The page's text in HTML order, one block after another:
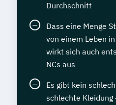
Durchschnitt
Dass eine Menge
von einem Leben
wirkt sich auch
NCs aus
Es gibt kein
schlechte Kleidung